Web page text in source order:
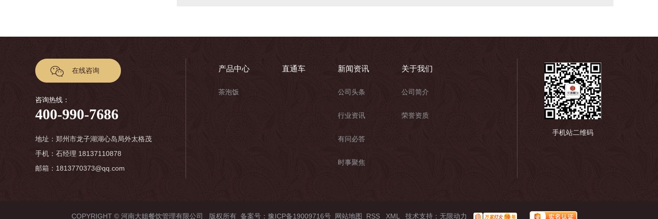
在线咨询
咨询热线：
400-990-7686
地址：郑州市龙子湖湖心岛局外太格茂
手机：石经理 18137110878
邮箱：1813770373@qq.com
产品中心
茶泡饭
直通车 新闻资讯
公司头条
行业资讯
有问必答
时事聚焦
关于我们
公司简介
荣誉资质
手机站二维码
COPYRIGHT © 河南大姐餐饮管理有限公司 版权所有 备案号： 豫ICP备19009716号 网站地图 RSS XML 技术支持： 无限动力